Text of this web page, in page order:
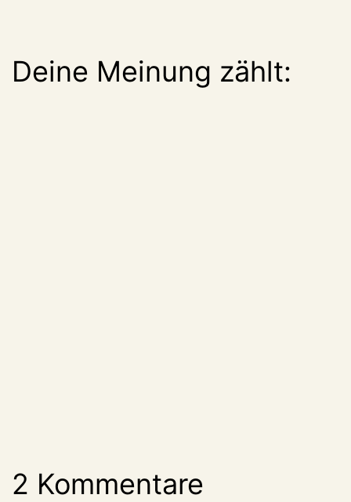
Deine Meinung zählt:
2 Kommentare